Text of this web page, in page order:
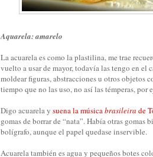
Aquarela: amarelo
La acuarela es como la plastilina, me trae
vuelto a usar de mayor, todavía las tengo en el
moldear figuras, abstracciones u otros objetos
tiempo que no las uso, no así las témperas, por
Digo acuarela y suena la músicabrasileira de
gomas de borrar de “nata”. Había otras
bolígrafo, aunque el papel quedase inservible.
Acuarela también es agua y pequeños botes